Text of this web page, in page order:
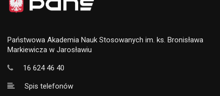
Państwowa Akademia Nauk Stosowanych im. ks. Bronisława
Markiewicza w Jarosławiu
16 624 46 40
Spis telefonów